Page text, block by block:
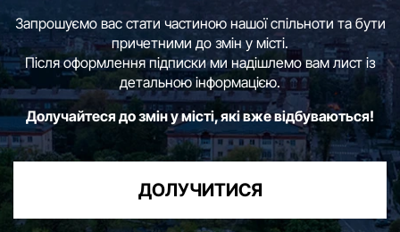
Запрошуємо вас стати частиною нашої спільноти та бути
причетними до змін у місті.
Після оформлення підписки ми надішлемо вам лист із
детальною інформацією.
Долучайтеся до змін у місті, які вже відбуваються!
ДОЛУЧИТИСЯ